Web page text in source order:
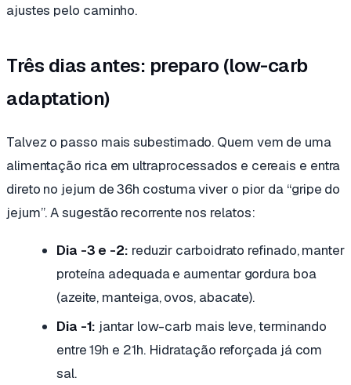
ajustes pelo caminho.
Três dias antes: preparo (low-carb
adaptation)
Talvez o passo mais subestimado. Quem vem de uma
alimentação rica em ultraprocessados e cereais e entra
direto no jejum de 36h costuma viver o pior da “gripe do
jejum”. A sugestão recorrente nos relatos:
Dia -3 e -2: reduzir carboidrato refinado, manter
proteína adequada e aumentar gordura boa
(azeite, manteiga, ovos, abacate).
Dia -1: jantar low-carb mais leve, terminando
entre 19h e 21h. Hidratação reforçada já com
sal.